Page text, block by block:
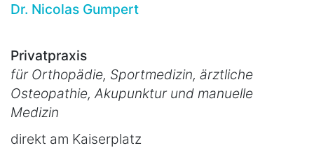
Dr. Nicolas Gumpert
Privatpraxis
für Orthopädie, Sportmedizin, ärztliche
Osteopathie, Akupunktur und manuelle
Medizin
direkt am Kaiserplatz